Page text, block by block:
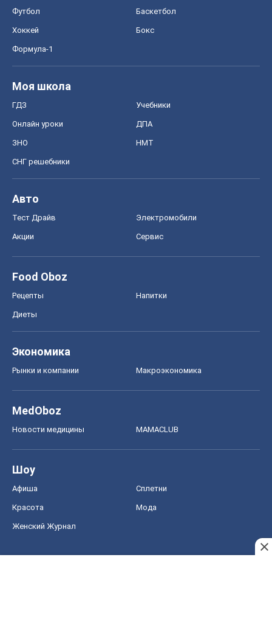
Футбол Баскетбол
Хоккей Бокс
Формула-1
Моя школа
ГДЗ Учебники
Онлайн уроки ДПА
ЗНО НМТ
СНГ решебники
Авто
Тест Драйв Электромобили
Акции Сервис
Food Oboz
Рецепты Напитки
Диеты
Экономика
Рынки и компании Mакроэкономика
MedOboz
Новости медицины MAMACLUB
Шоу
Афиша Сплетни
Красота Мода
Женский Журнал